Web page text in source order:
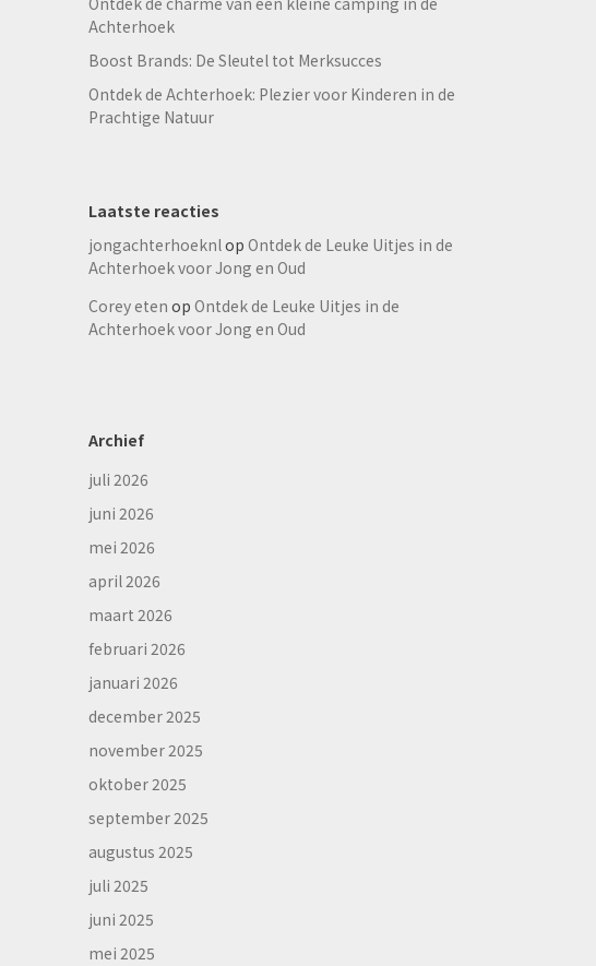
Achterhoek
Boost Brands: De Sleutel tot Merksucces
Ontdek de Achterhoek: Plezier voor Kinderen in de
Prachtige Natuur
Laatste reacties
jongachterhoeknlop Ontdek de Leuke Uitjes in de
Achterhoek voor Jong en Oud
Corey eten op Ontdek de Leuke Uitjes in de
Achterhoek voor Jong en Oud
Archief
juli 2026
juni 2026
mei 2026
april 2026
maart 2026
februari 2026
januari 2026
december 2025
november 2025
oktober 2025
september 2025
augustus 2025
juli 2025
juni 2025
mei 2025